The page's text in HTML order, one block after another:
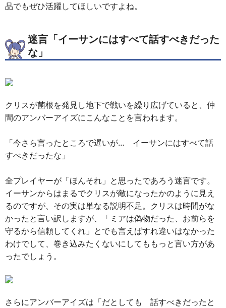
品でもぜひ活躍してほしいですよね。
迷言「イーサンにはすべて話すべきだった
な」
クリスが菌根を発見し地下で戦いを繰り広げていると、仲
間のアンバーアイズにこんなことを言われます。
「今さら言ったところで遅いが… イーサンにはすべて話
すべきだったな」
全プレイヤーが「ほんそれ」と思ったであろう迷言です。
イーサンからはまるでクリスが敵になったかのように見え
るのですが、その実は単なる説明不足。クリスは時間がな
かったと言い訳しますが、「ミアは偽物だった、お前らを
守るから信頼してくれ」とでも言えばすれ違いはなかった
わけでして、巻き込みたくないにしてももっと言い方があ
ったでしょう。
さらにアンバーアイズは「だとしても 話すべきだったと